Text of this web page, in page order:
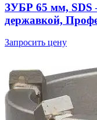
ЗУБР 65 мм, SDS
державкой,
Запросить цену